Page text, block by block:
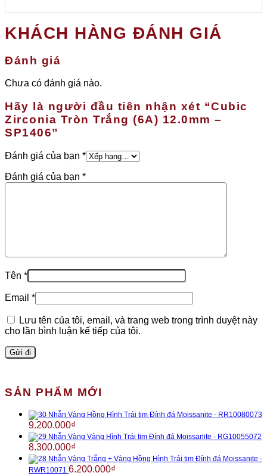
KHÁCH HÀNG ĐÁNH GIÁ
Đánh giá
Chưa có đánh giá nào.
Hãy là người đầu tiên nhận xét “Cubic
Zirconia Tròn Trắng (6A) 12.0mm –
SP1406”
Đánh giá của bạn *
Đánh giá của bạn *
Tên *
Email *
Lưu tên của tôi, email, và trang web trong trình duyệt này
cho lần bình luận kế tiếp của tôi.
SẢN PHẨM MỚI
Nhẫn Vàng Hồng Hình Trái tim Đính đá Moissanite - RR10080073
9.200.000₫
Nhẫn Vàng Vàng Hình Trái tim Đính đá Moissanite - RG10055072
8.300.000₫
Nhẫn Vàng Trắng + Vàng Hồng Hình Trái tim Đính đá Moissanite -
RWR10071 6.200.000₫